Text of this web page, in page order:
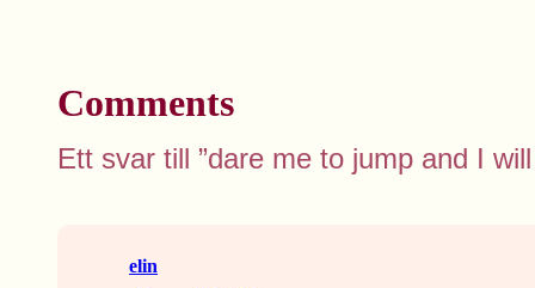
Comments
Ett svar till ”dare me to jump and I will
elin